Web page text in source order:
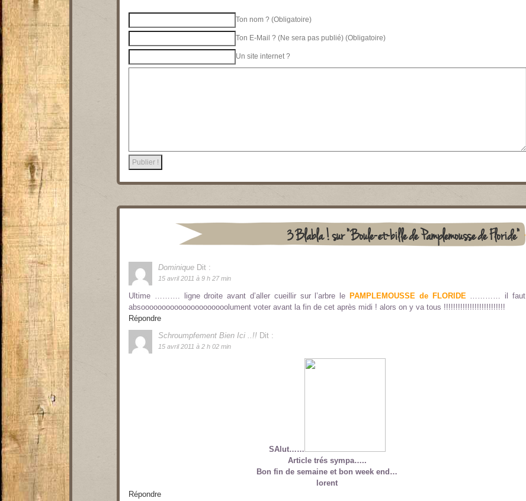
Ton nom ? (Obligatoire)
Ton E-Mail ? (Ne sera pas publié) (Obligatoire)
Un site internet ?
3 Blabla ! sur "Boule-et-bille de Pamplemousse de Floride"
Dominique Dit :
15 avril 2011 à 9 h 27 min
Ultime ………. ligne droite avant d’aller cueillir sur l’arbre le PAMPLEMOUSSE de FLORIDE………… il faut
absooooooooooooooooooooolument voter avant la fin de cet après midi ! alors on y va tous !!!!!!!!!!!!!!!!!!!!!!!!!!
Répondre
Schroumpfement Bien Ici ..!! Dit :
15 avril 2011 à 2 h 02 min
SAlut……
Article trés sympa…..
Bon fin de semaine et bon week end…
lorent
Répondre